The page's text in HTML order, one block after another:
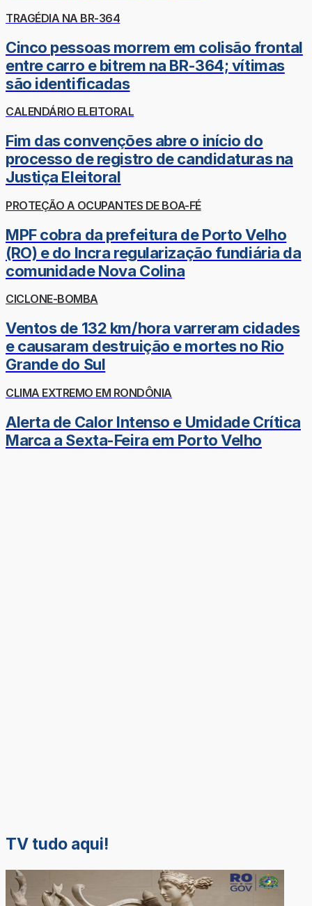
TRAGÉDIA NA BR-364
Cinco pessoas morrem em colisão frontal
entre carro e bitrem na BR-364; vítimas
são identificadas
CALENDÁRIO ELEITORAL
Fim das convenções abre o início do
processo de registro de candidaturas na
Justiça Eleitoral
PROTEÇÃO A OCUPANTES DE BOA-FÉ
MPF cobra da prefeitura de Porto Velho
(RO) e do Incra regularização fundiária da
comunidade Nova Colina
CICLONE-BOMBA
Ventos de 132 km/hora varreram cidades
e causaram destruição e mortes no Rio
Grande do Sul
CLIMA EXTREMO EM RONDÔNIA
Alerta de Calor Intenso e Umidade Crítica
Marca a Sexta-Feira em Porto Velho
TV tudo aqui!